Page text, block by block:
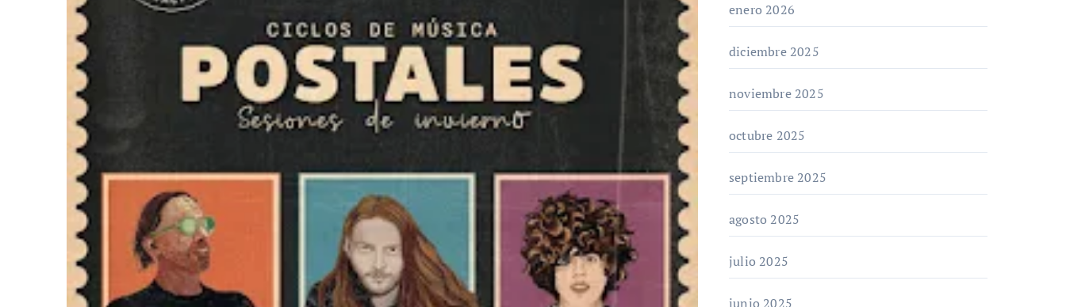
enero 2026
diciembre 2025
noviembre 2025
octubre 2025
septiembre 2025
agosto 2025
julio 2025
junio 2025